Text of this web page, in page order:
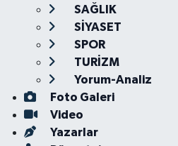
SAĞLIK
SİYASET
SPOR
TURİZM
Yorum-Analiz
Foto Galeri
Video
Yazarlar